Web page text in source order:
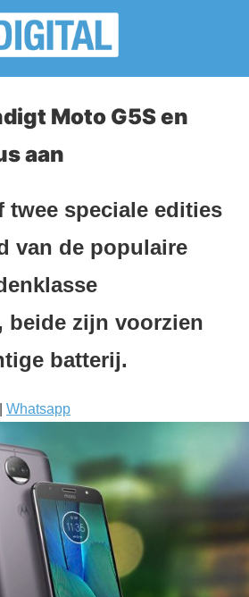
Moto G5S en
aan
twee speciale edities
van de populaire
beide zijn voorzien
batterij.
Whatsapp